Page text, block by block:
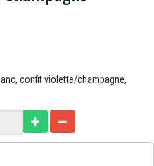
confit violette/champagne,